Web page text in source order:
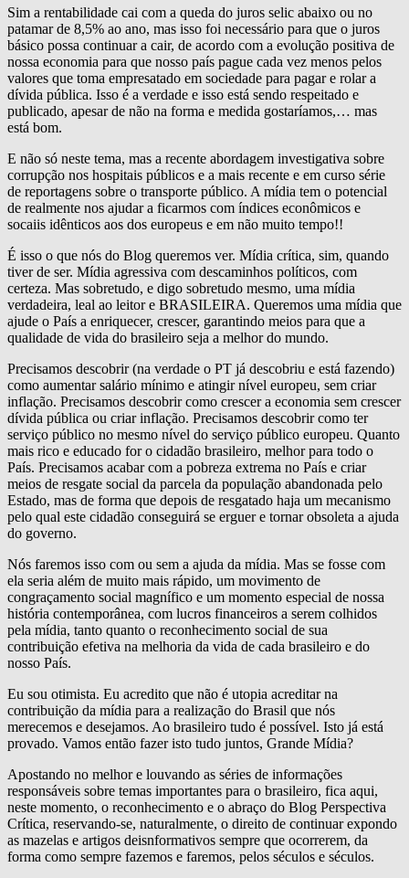
Sim a rentabilidade cai com a queda do juros selic abaixo ou no
patamar de 8,5% ao ano, mas isso foi necessário para que o juros
básico possa continuar a cair, de acordo com a evolução positiva de
nossa economia para que nosso país pague cada vez menos pelos
valores que toma empresatado em sociedade para pagar e rolar a
dívida pública. Isso é a verdade e isso está sendo respeitado e
publicado, apesar de não na forma e medida gostaríamos,… mas
está bom.
E não só neste tema, mas a recente abordagem investigativa sobre
corrupção nos hospitais públicos e a mais recente e em curso série
de reportagens sobre o transporte público. A mídia tem o potencial
de realmente nos ajudar a ficarmos com índices econômicos e
socaiis idênticos aos dos europeus e em não muito tempo!!
É isso o que nós do Blog queremos ver. Mídia crítica, sim, quando
tiver de ser. Mídia agressiva com descaminhos políticos, com
certeza. Mas sobretudo, e digo sobretudo mesmo, uma mídia
verdadeira, leal ao leitor e BRASILEIRA. Queremos uma mídia que
ajude o País a enriquecer, crescer, garantindo meios para que a
qualidade de vida do brasileiro seja a melhor do mundo.
Precisamos descobrir (na verdade o PT já descobriu e está fazendo)
como aumentar salário mínimo e atingir nível europeu, sem criar
inflação. Precisamos descobrir como crescer a economia sem crescer
dívida pública ou criar inflação. Precisamos descobrir como ter
serviço público no mesmo nível do serviço público europeu. Quanto
mais rico e educado for o cidadão brasileiro, melhor para todo o
País. Precisamos acabar com a pobreza extrema no País e criar
meios de resgate social da parcela da população abandonada pelo
Estado, mas de forma que depois de resgatado haja um mecanismo
pelo qual este cidadão conseguirá se erguer e tornar obsoleta a ajuda
do governo.
Nós faremos isso com ou sem a ajuda da mídia. Mas se fosse com
ela seria além de muito mais rápido, um movimento de
congraçamento social magnífico e um momento especial de nossa
história contemporânea, com lucros financeiros a serem colhidos
pela mídia, tanto quanto o reconhecimento social de sua
contribuição efetiva na melhoria da vida de cada brasileiro e do
nosso País.
Eu sou otimista. Eu acredito que não é utopia acreditar na
contribuição da mídia para a realização do Brasil que nós
merecemos e desejamos. Ao brasileiro tudo é possível. Isto já está
provado. Vamos então fazer isto tudo juntos, Grande Mídia?
Apostando no melhor e louvando as séries de informações
responsáveis sobre temas importantes para o brasileiro, fica aqui,
neste momento, o reconhecimento e o abraço do Blog Perspectiva
Crítica, reservando-se, naturalmente, o direito de continuar expondo
as mazelas e artigos deisnformativos sempre que ocorrerem, da
forma como sempre fazemos e faremos, pelos séculos e séculos.